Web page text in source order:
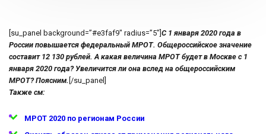
[su_panel background=”#e3faf9″ radius=”5″] С 1 января 2020 года в
России повышается федеральный МРОТ. Общероссийское значение
составит 12 130 рублей. А какая величина МРОТ будет в Москве с 1
января 2020 года? Увеличится ли она вслед на общероссийским
МРОТ? Поясним. [/su_panel]
Также см:
МРОТ 2020 по регионам России